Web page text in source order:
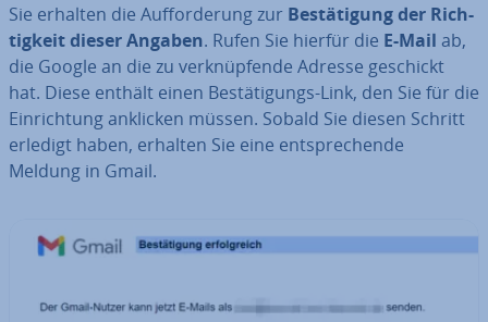
Sie erhalten die Auf­for­de­rung zur Be­stä­ti­gung der Rich­
tig­keit dieser Angaben. Rufen Sie hierfür die E-Mail ab,
die Google an die zu ver­knüp­fen­de Adresse geschickt
hat. Diese enthält einen Be­stä­ti­gungs-Link, den Sie für die
Ein­rich­tung anklicken müssen. Sobald Sie diesen Schritt
erledigt haben, erhalten Sie eine ent­spre­chen­de
Meldung in Gmail.